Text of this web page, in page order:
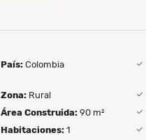
País: Colombia
Zona: Rural
Área Construida: 90 m²
Habitaciones: 1